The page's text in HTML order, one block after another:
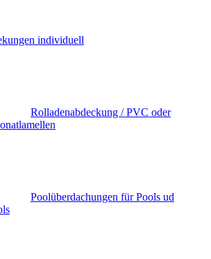
individuell
Rolladenabdeckung / PVC oder
Poolüberdachungen für Pools ud